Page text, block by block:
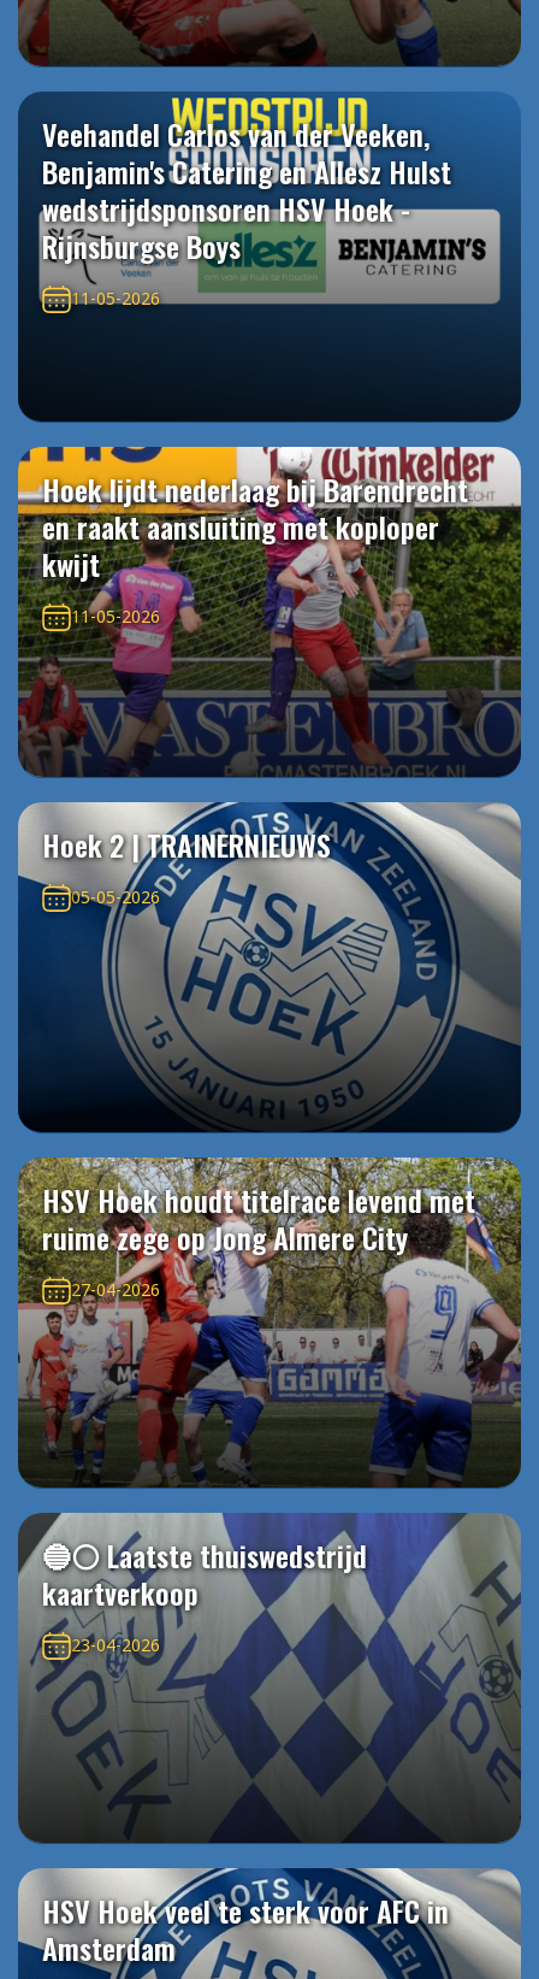
Veehandel Carlos van der Veeken,
Benjamin's Catering en Allesz Hulst
wedstrijdsponsoren HSV Hoek -
Rijnsburgse Boys
11-05-2026
Hoek lijdt nederlaag bij Barendrecht
en raakt aansluiting met koploper
kwijt
11-05-2026
Hoek 2 | TRAINERNIEUWS
05-05-2026
HSV Hoek houdt titelrace levend met
ruime zege op Jong Almere City
27-04-2026
🔵⚪️ Laatste thuiswedstrijd
kaartverkoop
23-04-2026
HSV Hoek veel te sterk voor AFC in
Amsterdam